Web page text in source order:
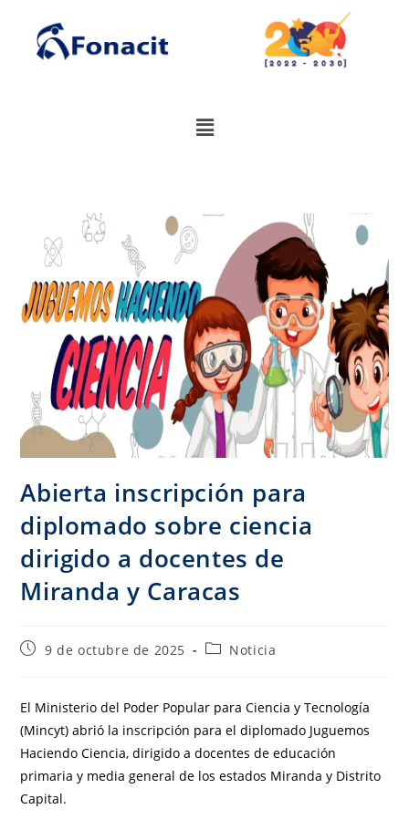
Abierta inscripción para
diplomado sobre ciencia
dirigido a docentes de
Miranda y Caracas
9 de octubre de 2025 Noticia
El Ministerio del Poder Popular para Ciencia y Tecnología
(Mincyt) abrió la inscripción para el diplomado Juguemos
Haciendo Ciencia, dirigido a docentes de educación
primaria y media general de los estados Miranda y Distrito
Capital.